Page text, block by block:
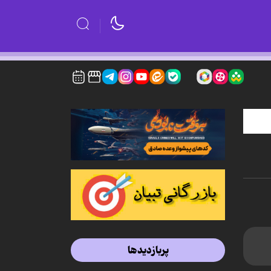
پربازدیدها